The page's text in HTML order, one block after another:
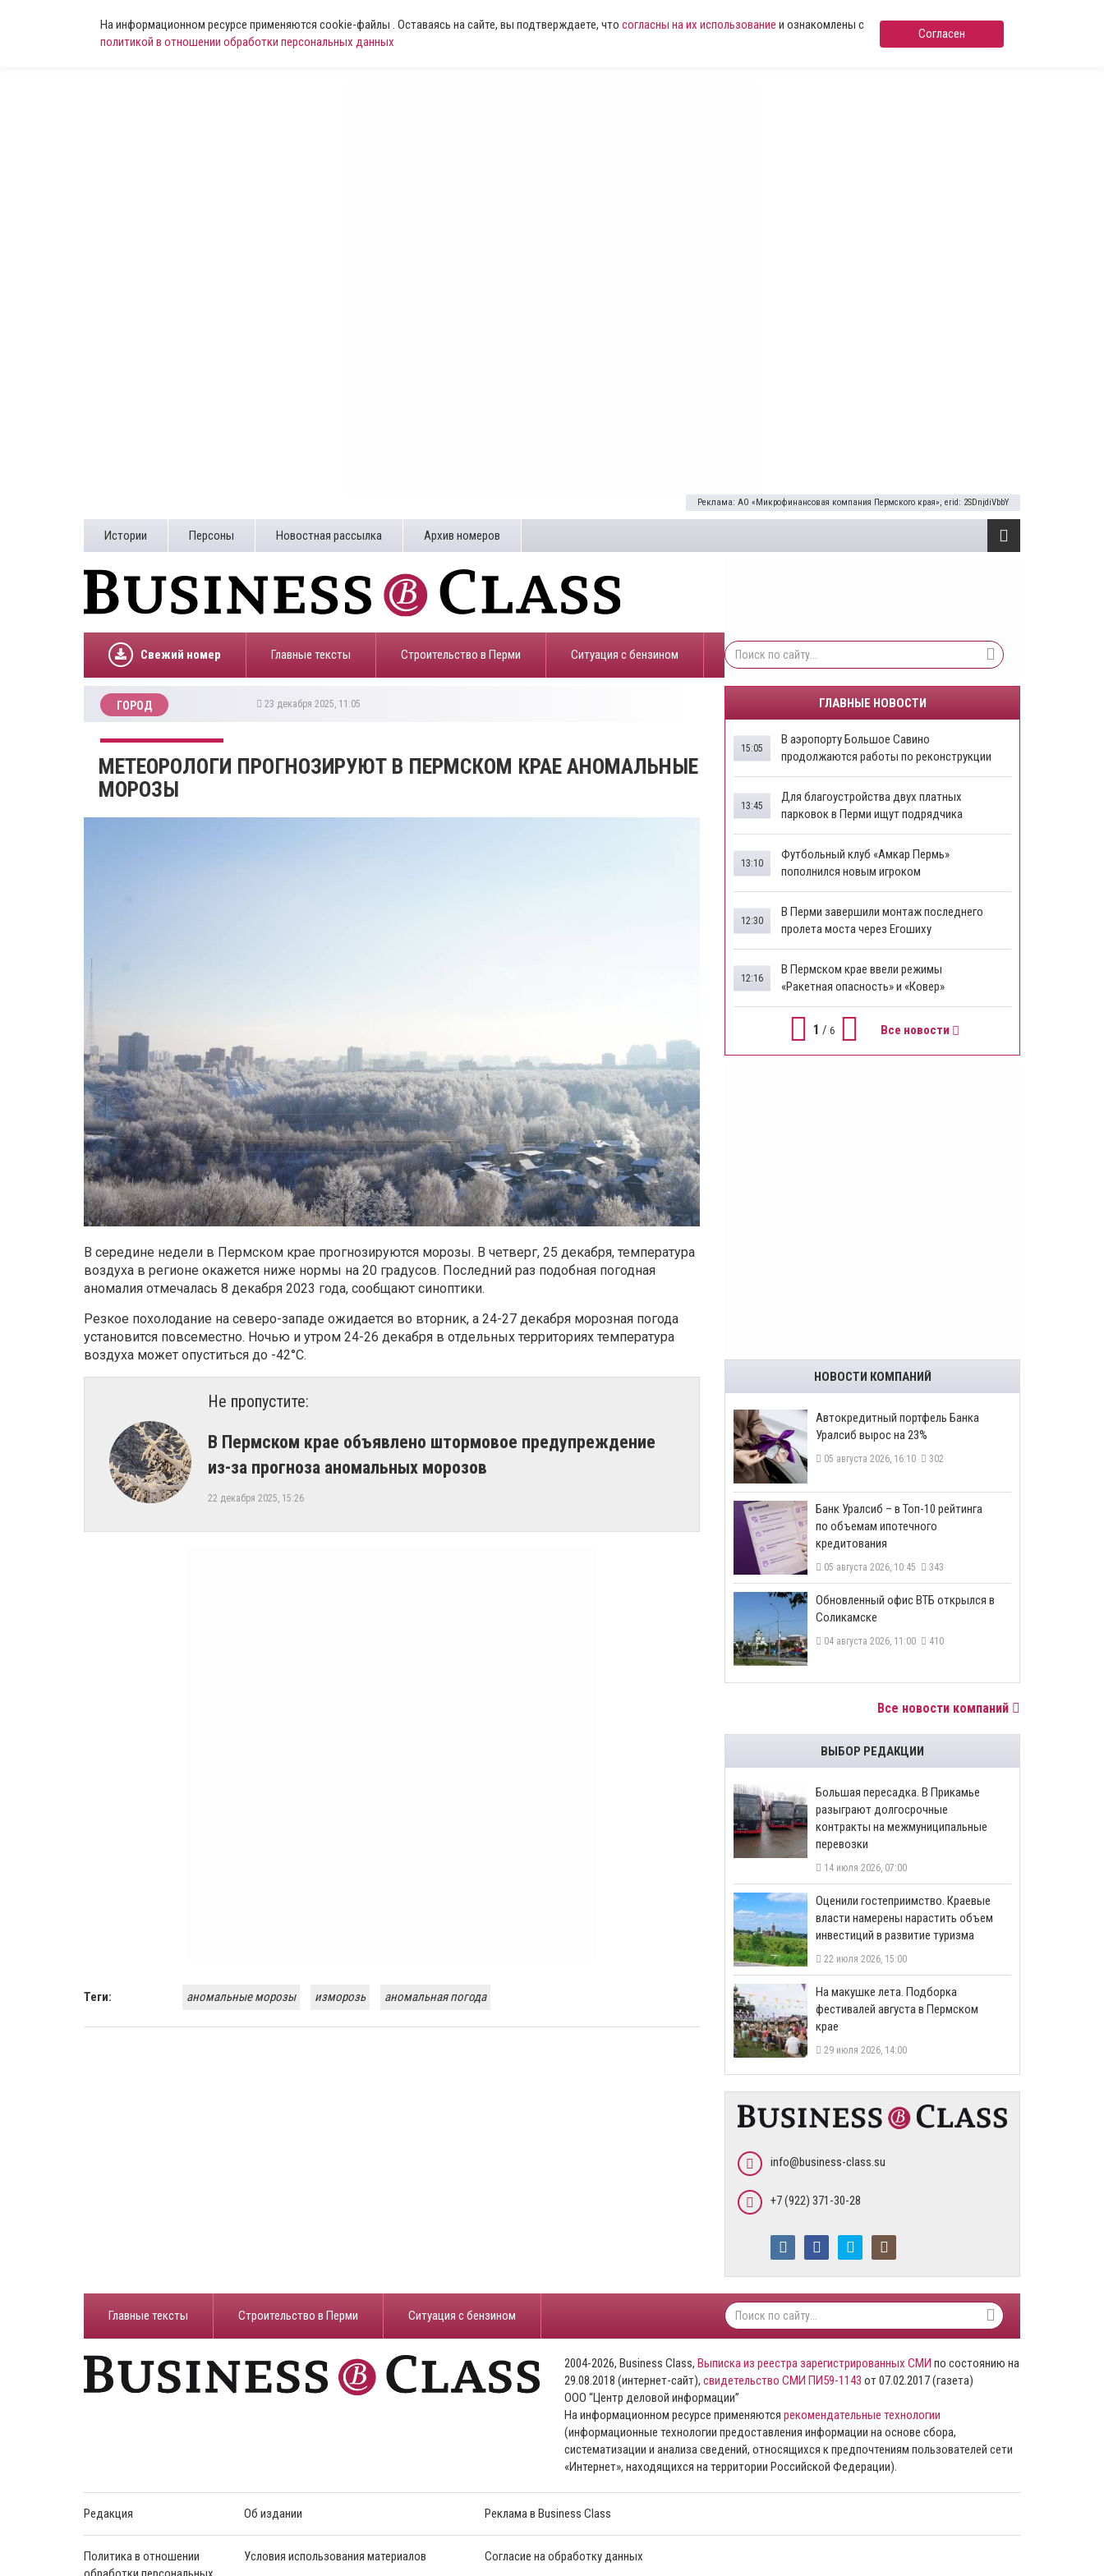
На информационном ресурсе применяются cookie-файлы . Оставаясь на сайте, вы подтверждаете, что согласны на их использование и ознакомлены с
политикой в отношении обработки персональных данных
Согласен
Реклама: АО «Микрофинансовая компания Пермского края», erid: 2SDnjdiVbbY
Истории Персоны Новостная рассылка Архив номеров
Свежий номер Главные тексты Строительство в Перми ​Ситуация с бензином
ГОРОД 23 декабря 2025, 11:05
МЕТЕОРОЛОГИ ПРОГНОЗИРУЮТ В ПЕРМСКОМ КРАЕ АНОМАЛЬНЫЕ
МОРОЗЫ
В середине недели в Пермском крае прогнозируются морозы. В четверг, 25 декабря, температура
воздуха в регионе окажется ниже нормы на 20 градусов. Последний раз подобная погодная
аномалия отмечалась 8 декабря 2023 года, сообщают синоптики.
Резкое похолодание на северо-западе ожидается во вторник, а 24-27 декабря морозная погода
установится повсеместно. Ночью и утром 24-26 декабря в отдельных территориях температура
воздуха может опуститься до -42°С.
Не пропустите:
​В Пермском крае объявлено штормовое предупреждение
из-за прогноза аномальных морозов
22 декабря 2025, 15:26
Теги: аномальные морозы изморозь аномальная погода
ГЛАВНЫЕ НОВОСТИ
В аэропорту Большое Савино
продолжаются работы по реконструкции
15:05
Для благоустройства двух платных
парковок в Перми ищут подрядчика
13:45
Футбольный клуб «Амкар Пермь»
пополнился новым игроком
13:10
В Перми завершили монтаж последнего
пролета моста через Егошиху
12:30
В Пермском крае ввели режимы
«Ракетная опасность» и «Ковер»
12:16
1 / 6 Все новости
НОВОСТИ КОМПАНИЙ
​Автокредитный портфель Банка
Уралсиб вырос на 23%
05 августа 2026, 16:10 302
​Банк Уралсиб – в Топ-10 рейтинга
по объемам ипотечного
кредитования
05 августа 2026, 10:45 343
​Обновленный офис ВТБ открылся в
Соликамске
04 августа 2026, 11:00 410
Все новости компаний
ВЫБОР РЕДАКЦИИ
Большая пересадка. В Прикамье
разыграют долгосрочные
контракты на межмуниципальные
перевозки
14 июля 2026, 07:00
Оценили гостеприимство. Краевые
власти намерены нарастить объем
инвестиций в развитие туризма
22 июля 2026, 15:00
На макушке лета. Подборка
фестивалей августа в Пермском
крае
29 июля 2026, 14:00
info@business-class.su
+7 (922) 371-30-28
Главные тексты Строительство в Перми ​Ситуация с бензином
2004-2026, Business Class, Выписка из реестра зарегистрированных СМИ по состоянию на
29.08.2018 (интернет-сайт), свидетельство СМИ ПИ59-1143 от 07.02.2017 (газета)
ООО “Центр деловой информации”
На информационном ресурсе применяются рекомендательные технологии
(информационные технологии предоставления информации на основе сбора,
систематизации и анализа сведений, относящихся к предпочтениям пользователей сети
«Интернет», находящихся на территории Российской Федерации).
Редакция Об издании Реклама в Business Class
Политика в отношении
Условия использования материалов Согласие на обработку данных